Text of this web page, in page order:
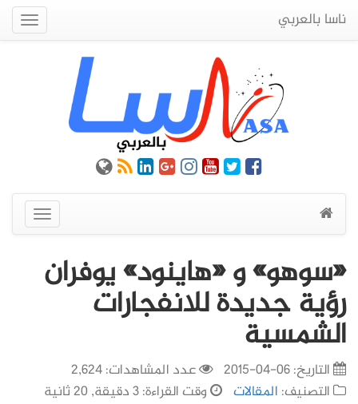
ناسا بالعربي
عرض
القائمة
«سوهو» و «هاينود» يوفران
رؤية جديدة للانفجارات
الشمسية
التاريخ:06-04-2015
عدد المشاهدات: 2,624
التصنيف: المقالات وقت القراءة: 3 دقيقة, 20 ثانية